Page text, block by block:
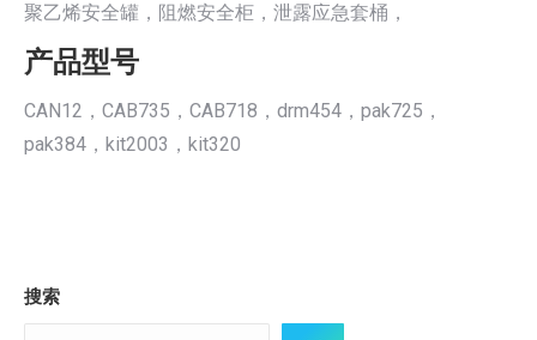
聚乙烯安全罐，阻燃安全柜，泄露应急套桶，
产品型号
CAN12，CAB735，CAB718，drm454，pak725，
pak384，kit2003，kit320
搜索